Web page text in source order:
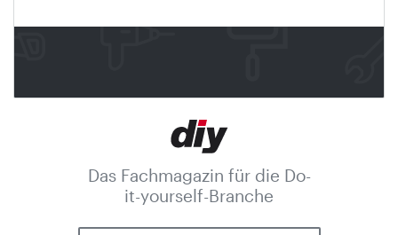
Das Fachmagazin für die Do-
it-yourself-Branche